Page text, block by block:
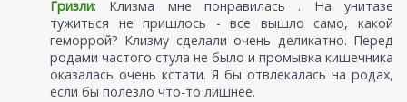
Гризли: Клизма мне понравилась . На унитазе
тужиться не пришлось - все вышло само, какой
геморрой? Клизму сделали очень деликатно. Перед
родами частого стула не было и промывка кишечника
оказалась очень кстати. Я бы отвлекалась на родах,
если бы полезло что-то лишнее.